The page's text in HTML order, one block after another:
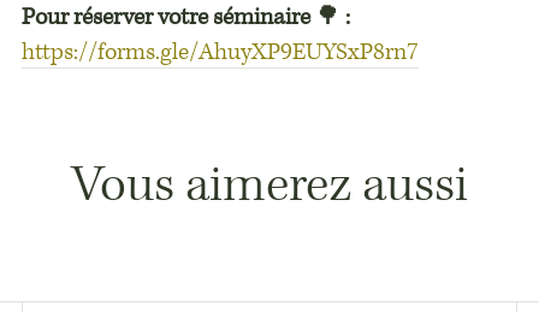
Pour réserver votre séminaire🌳 :
https://forms.gle/AhuyXP9EUYSxP8rn7
Vous aimerez aussi